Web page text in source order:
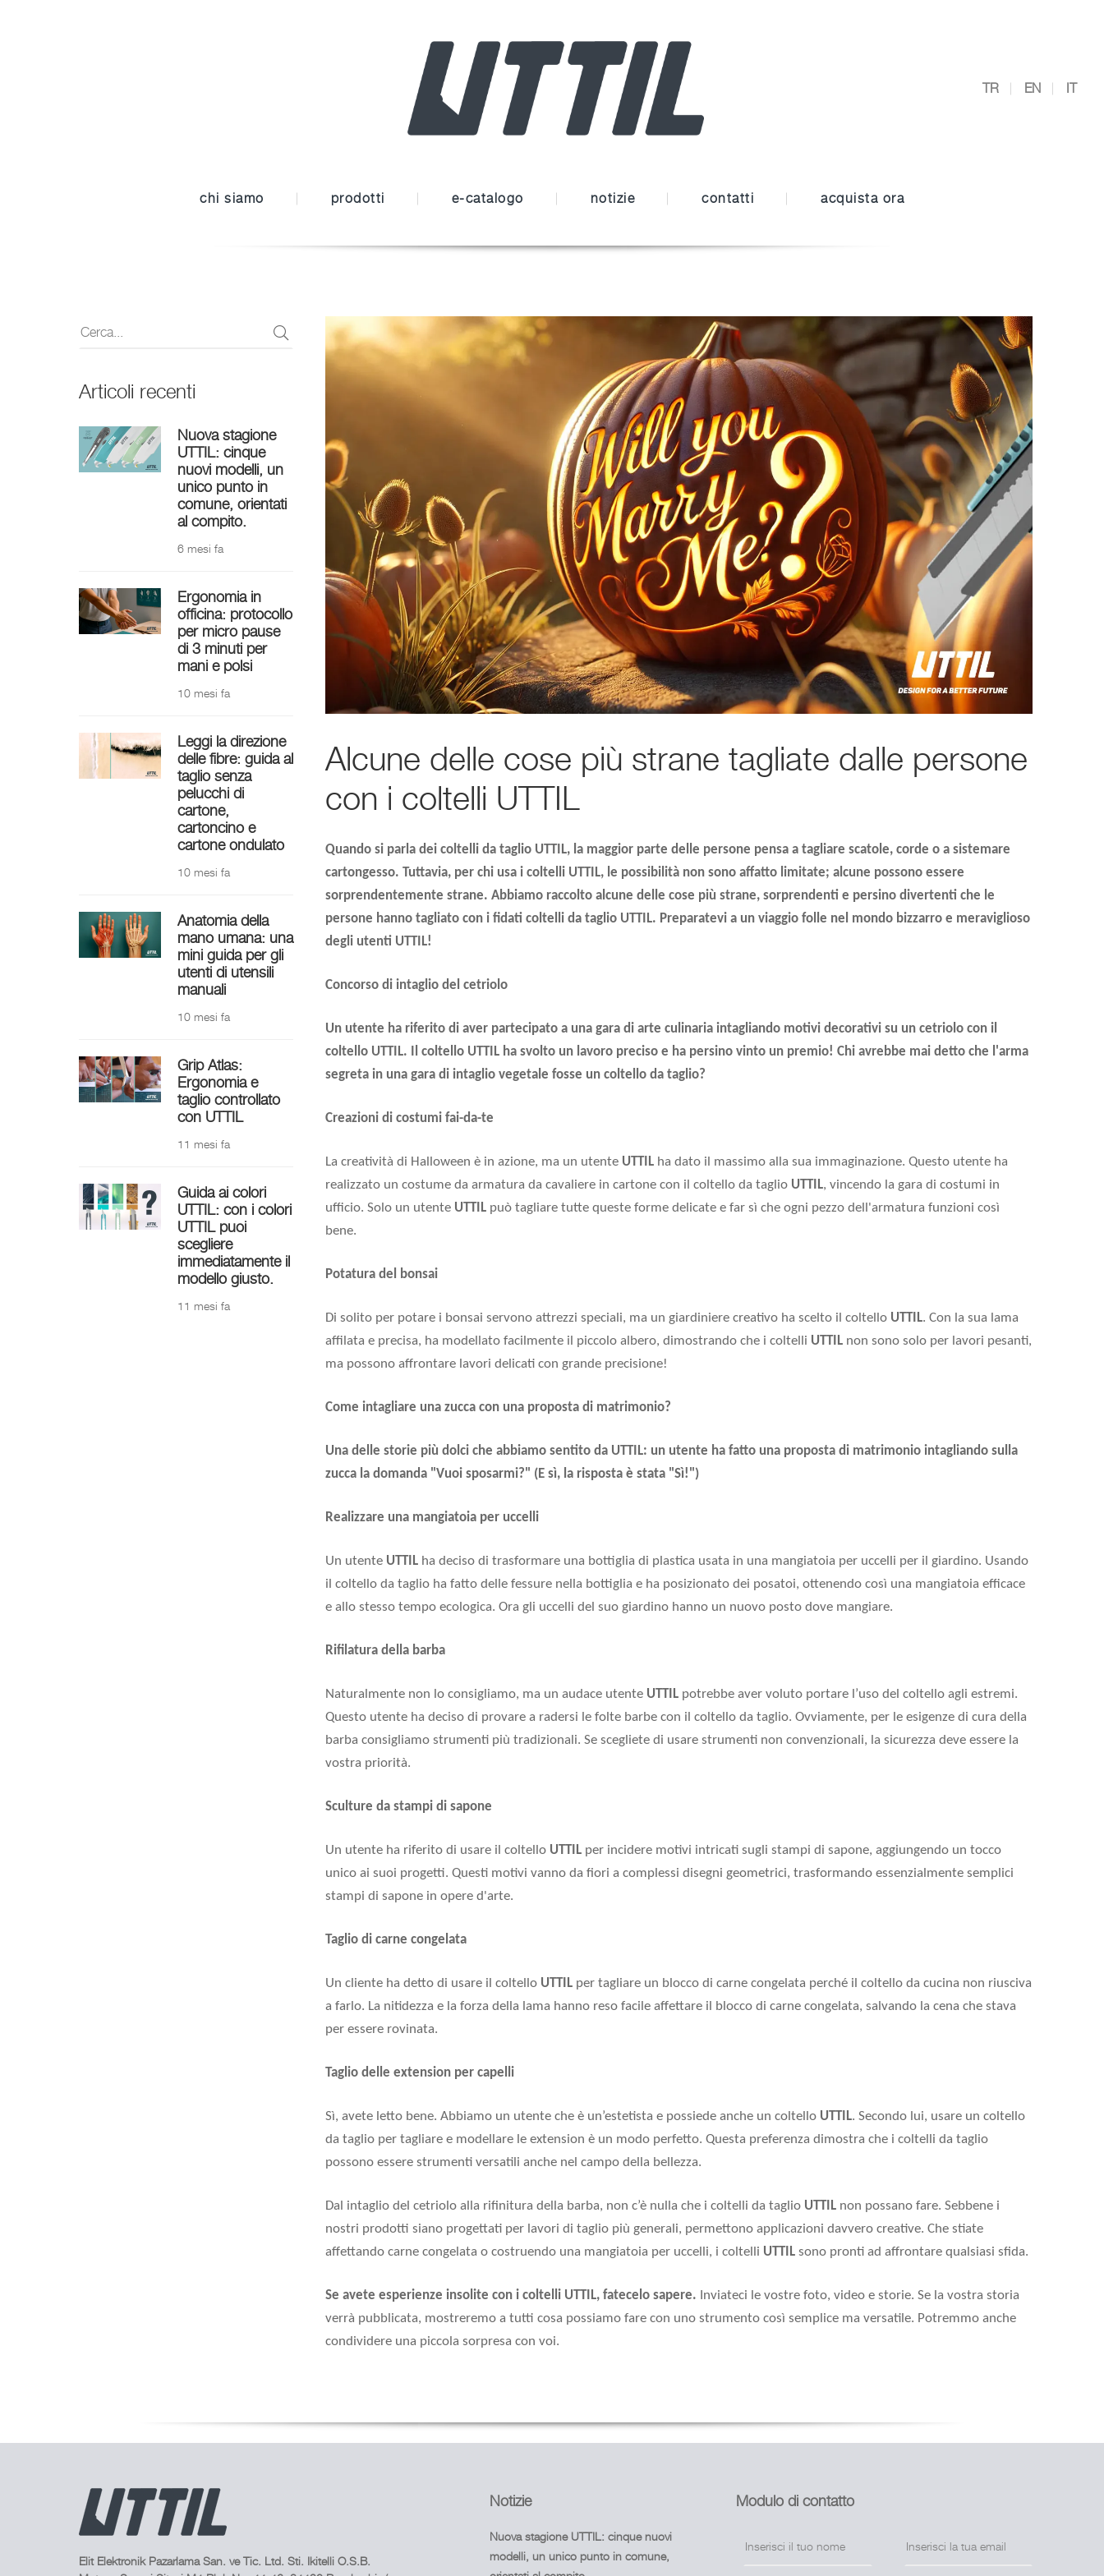
TR EN IT
chi siamo prodotti e-catalogo notizie contatti acquista ora
Alcune delle cose più strane tagliate dalle persone
con i coltelli UTTIL
Quando si parla dei coltelli da taglio UTTIL, la maggior parte delle persone pensa a tagliare scatole, corde o a sistemare
cartongesso. Tuttavia, per chi usa i coltelli UTTIL, le possibilità non sono affatto limitate; alcune possono essere
sorprendentemente strane. Abbiamo raccolto alcune delle cose più strane, sorprendenti e persino divertenti che le
persone hanno tagliato con i fidati coltelli da taglio UTTIL. Preparatevi a un viaggio folle nel mondo bizzarro e meraviglioso
degli utenti UTTIL!
Concorso di intaglio del cetriolo
Un utente ha riferito di aver partecipato a una gara di arte culinaria intagliando motivi decorativi su un cetriolo con il
coltello UTTIL. Il coltello UTTIL ha svolto un lavoro preciso e ha persino vinto un premio! Chi avrebbe mai detto che l'arma
segreta in una gara di intaglio vegetale fosse un coltello da taglio?
Creazioni di costumi fai-da-te
La creatività di Halloween è in azione, ma un utente UTTIL ha dato il massimo alla sua immaginazione. Questo utente ha
realizzato un costume da armatura da cavaliere in cartone con il coltello da taglio UTTIL, vincendo la gara di costumi in
ufficio. Solo un utente UTTIL può tagliare tutte queste forme delicate e far sì che ogni pezzo dell'armatura funzioni così
bene.
Potatura del bonsai
Di solito per potare i bonsai servono attrezzi speciali, ma un giardiniere creativo ha scelto il coltello UTTIL. Con la sua lama
affilata e precisa, ha modellato facilmente il piccolo albero, dimostrando che i coltelli UTTIL non sono solo per lavori pesanti,
ma possono affrontare lavori delicati con grande precisione!
Come intagliare una zucca con una proposta di matrimonio?
Una delle storie più dolci che abbiamo sentito da UTTIL: un utente ha fatto una proposta di matrimonio intagliando sulla
zucca la domanda "Vuoi sposarmi?" (E sì, la risposta è stata "Sì!")
Realizzare una mangiatoia per uccelli
Un utente UTTIL ha deciso di trasformare una bottiglia di plastica usata in una mangiatoia per uccelli per il giardino. Usando
il coltello da taglio ha fatto delle fessure nella bottiglia e ha posizionato dei posatoi, ottenendo così una mangiatoia efficace
e allo stesso tempo ecologica. Ora gli uccelli del suo giardino hanno un nuovo posto dove mangiare.
Rifilatura della barba
Naturalmente non lo consigliamo, ma un audace utente UTTIL potrebbe aver voluto portare l’uso del coltello agli estremi.
Questo utente ha deciso di provare a radersi le folte barbe con il coltello da taglio. Ovviamente, per le esigenze di cura della
barba consigliamo strumenti più tradizionali. Se scegliete di usare strumenti non convenzionali, la sicurezza deve essere la
vostra priorità.
Sculture da stampi di sapone
Un utente ha riferito di usare il coltello UTTIL per incidere motivi intricati sugli stampi di sapone, aggiungendo un tocco
unico ai suoi progetti. Questi motivi vanno da fiori a complessi disegni geometrici, trasformando essenzialmente semplici
stampi di sapone in opere d'arte.
Taglio di carne congelata
Un cliente ha detto di usare il coltello UTTIL per tagliare un blocco di carne congelata perché il coltello da cucina non riusciva
a farlo. La nitidezza e la forza della lama hanno reso facile affettare il blocco di carne congelata, salvando la cena che stava
per essere rovinata.
Taglio delle extension per capelli
Sì, avete letto bene. Abbiamo un utente che è un’estetista e possiede anche un coltello UTTIL. Secondo lui, usare un coltello
da taglio per tagliare e modellare le extension è un modo perfetto. Questa preferenza dimostra che i coltelli da taglio
possono essere strumenti versatili anche nel campo della bellezza.
Dal intaglio del cetriolo alla rifinitura della barba, non c’è nulla che i coltelli da taglio UTTIL non possano fare. Sebbene i
nostri prodotti siano progettati per lavori di taglio più generali, permettono applicazioni davvero creative. Che stiate
affettando carne congelata o costruendo una mangiatoia per uccelli, i coltelli UTTIL sono pronti ad affrontare qualsiasi sfida.
Se avete esperienze insolite con i coltelli UTTIL, fatecelo sapere. Inviateci le vostre foto, video e storie. Se la vostra storia
verrà pubblicata, mostreremo a tutti cosa possiamo fare con uno strumento così semplice ma versatile. Potremmo anche
condividere una piccola sorpresa con voi.
Articoli recenti
Nuova stagione
UTTIL: cinque
nuovi modelli, un
unico punto in
comune, orientati
al compito.
6 mesi fa
Ergonomia in
officina: protocollo
per micro pause
di 3 minuti per
mani e polsi
10 mesi fa
Leggi la direzione
delle fibre: guida al
taglio senza
pelucchi di
cartone,
cartoncino e
cartone ondulato
10 mesi fa
Anatomia della
mano umana: una
mini guida per gli
utenti di utensili
manuali
10 mesi fa
Grip Atlas:
Ergonomia e
taglio controllato
con UTTIL
11 mesi fa
Guida ai colori
UTTIL: con i colori
UTTIL puoi
scegliere
immediatamente il
modello giusto.
11 mesi fa
Elit Elektronik Pazarlama San. ve Tic. Ltd. Sti. Ikitelli O.S.B.
Notizie
Nuova stagione UTTIL: cinque nuovi
modelli, un unico punto in comune,
Modulo di contatto